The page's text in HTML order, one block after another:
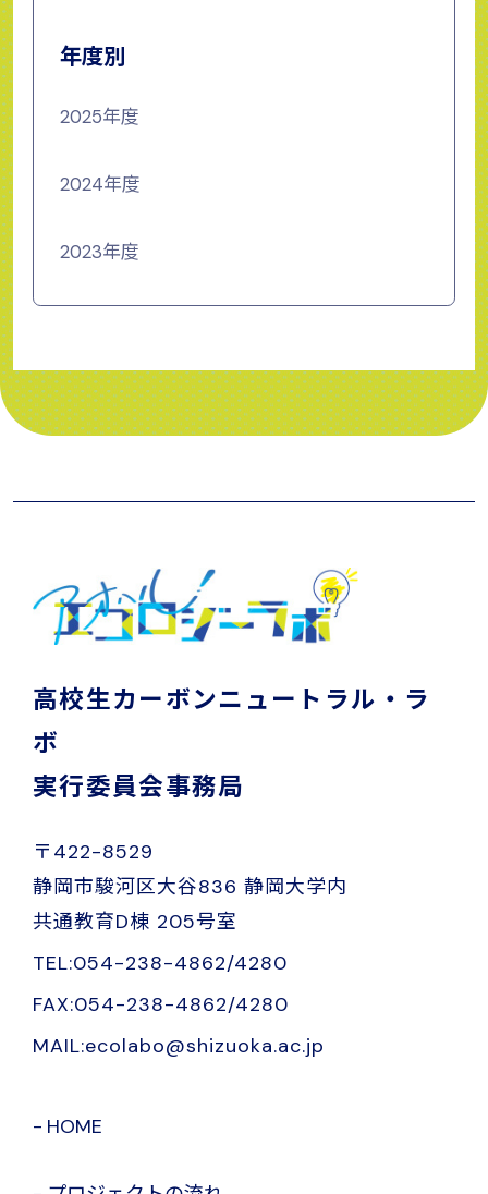
年度別
2025年度
2024年度
2023年度
高校生カーボンニュートラル・ラ
ボ
実行委員会事務局
〒422-8529
静岡市駿河区大谷836 静岡大学内
共通教育D棟 205号室
TEL:054-238-4862/4280
FAX:054-238-4862/4280
MAIL:ecolabo@shizuoka.ac.jp
HOME